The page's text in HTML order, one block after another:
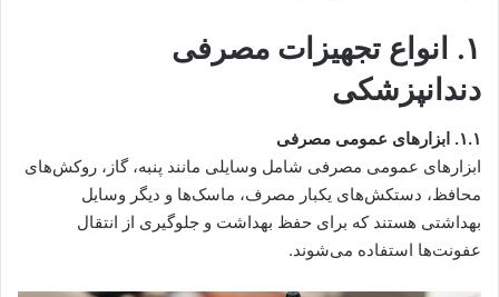
۱. انواع تجهیزات مصرفی
دندانپزشکی
۱.۱. ابزارهای عمومی مصرفی
ابزارهای عمومی مصرفی شامل وسایلی مانند پنبه، گاز، روکش‌های
محافظ، دستکش‌های یکبار مصرف، ماسک‌ها و دیگر وسایل
بهداشتی هستند که برای حفظ بهداشت و جلوگیری از انتقال
عفونت‌ها استفاده می‌شوند.